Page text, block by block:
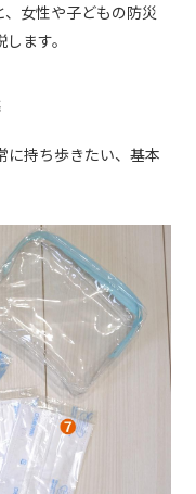
女性や子どもの防災
ます。
に持ち歩きたい、基本